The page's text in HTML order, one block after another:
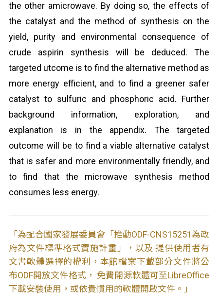
the other amicrowave. By doing so, the effects of
the catalyst and the method of synthesis on the
yield, purity and environmental consequence of
crude aspirin synthesis will be deduced. The
targeted utcome is to find the alternative method as
more energy efficient, and to find a greener safer
catalyst to sulfuric and phosphoric acid. Further
background information, exploration, and
explanation is in the appendix. The targeted
outcome will be to find a viable alternative catalyst
that is safer and more environmentally friendly, and
to find that the microwave synthesis method
consumes less energy.
「為配合國家發展委員會「推動ODF-CNS15251為政
府為文件標準格式實施計畫」，以及 提供使用者有
文書軟體選擇的權利，本館檔案下載部分文件將公
布ODF開放文件格式， 免費開源軟體可至LibreOffice
下載安裝使用，或依貴慣用的軟體開啟文件。」